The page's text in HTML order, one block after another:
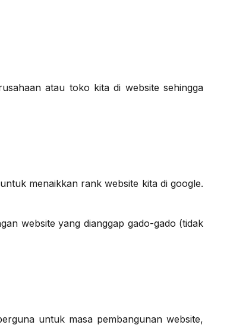
atau toko kita di website sehingga
menaikkan rank website kita di google.
website yang dianggap gado-gado (tidak
untuk masa pembangunan website,